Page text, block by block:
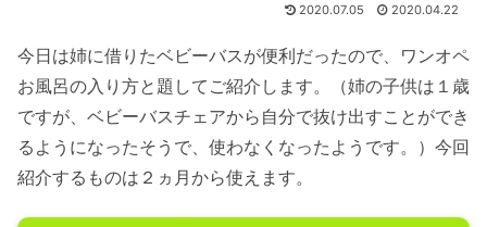
2020.07.05 2020.04.22
今日は姉に借りたベビーバスが便利だったので、ワンオペ
お風呂の入り方と題してご紹介します。（姉の子供は１歳
ですが、ベビーバスチェアから自分で抜け出すことができ
るようになったそうで、使わなくなったようです。）今回
紹介するものは２ヵ月から使えます。